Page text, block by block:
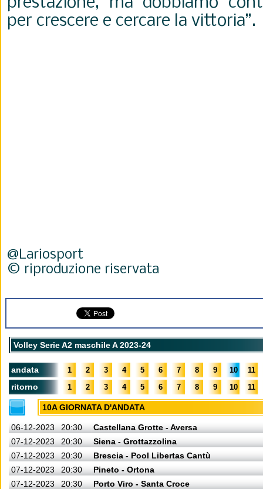
per crescere e cercare la vittoria”.
@Lariosport
© riproduzione riservata
Volley Serie A2 maschile A 2023-24
andata 1 2 3 4 5 6 7 8 9 10 11
ritorno 1 2 3 4 5 6 7 8 9 10 11
10A GIORNATA D'ANDATA
06-12-2023 20:30
Castellana Grotte - Aversa
07-12-2023
20:30
Siena - Grottazzolina
07-12-2023
20:30
Brescia - Pool Libertas Cantù
07-12-2023
20:30
Pineto - Ortona
07-12-2023
20:30
Porto Viro - Santa Croce